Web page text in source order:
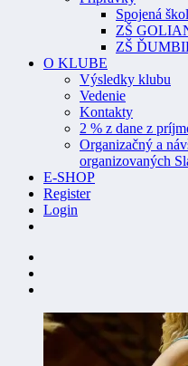
Spojená
ZŠ
ZŠ
O KLUBE
Výsledky klubu
Vedenie
Kontakty
2 % z dane z
Organizačný a
organizovaných
E-SHOP
Register
Login